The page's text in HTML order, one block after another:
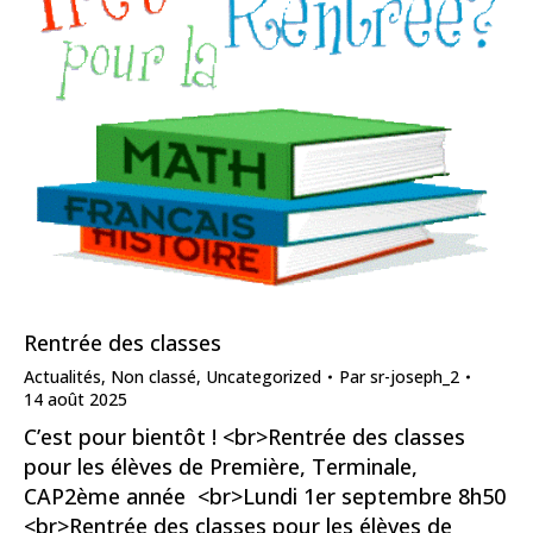
Rentrée des classes
Actualités, Non classé, Uncategorized Parsr-joseph_2
14 août 2025
C’est pour bientôt ! <br>Rentrée des classes
pour les élèves de Première, Terminale,
CAP2ème année <br>Lundi 1er septembre 8h50
<br>Rentrée des classes pour les élèves de